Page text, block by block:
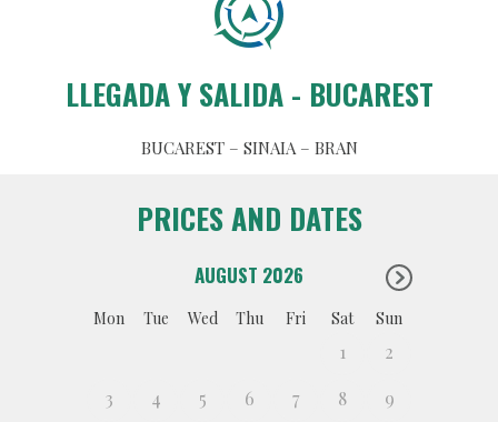
LLEGADA Y SALIDA - BUCAREST
BUCAREST – SINAIA – BRAN
PRICES AND DATES
AUGUST 2026
Mon Tue Wed Thu Fri Sat Sun
1
2
3
4 5 6 7 8
9